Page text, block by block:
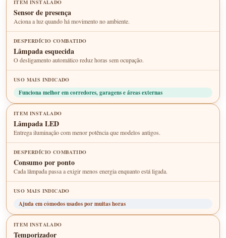
Sensor de presença
Aciona a luz quando há movimento no ambiente.
Lâmpada esquecida
O desligamento automático reduz horas sem ocupação.
Funciona melhor em corredores, garagens e áreas externas
Lâmpada LED
Entrega iluminação com menor potência que modelos antigos.
Consumo por ponto
Cada lâmpada passa a exigir menos energia enquanto está ligada.
Ajuda em cômodos usados por muitas horas
Temporizador